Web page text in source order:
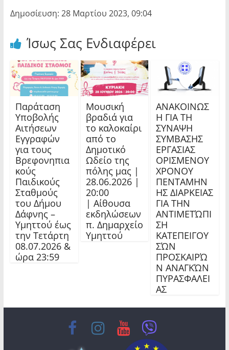
Δημοσίευση: 28 Μαρτίου 2023, 09:04
Ίσως Σας Ενδιαφέρει
Παράταση
Υποβολής
Αιτήσεων
Εγγραφών
για τους
Βρεφονηπια
κούς
Παιδικούς
Σταθμούς
του Δήμου
Δάφνης –
Υμηττού έως
την Τετάρτη
08.07.2026 &
ώρα 23:59
Μουσική
βραδιά για
το καλοκαίρι
από το
Δημοτικό
Ωδείο της
πόλης μας |
28.06.2026 |
20:00
| Αίθουσα
εκδηλώσεων
π. Δημαρχείο
Υμηττού
ΑΝΑΚΟΙΝΩΣ
Η ΓΙΑ ΤΗ
ΣΥΝΑΨΗ
ΣΥΜΒΑΣΗΣ
ΕΡΓΑΣΙΑΣ
ΟΡΙΣΜΕΝΟΥ
ΧΡΟΝΟΥ
ΠΕΝΤΑΜΗΝ
ΗΣ ΔΙΑΡΚΕΙΑΣ
ΓΙΑ ΤΗΝ
ΑΝΤΙΜΕΤΏΠΙ
ΣΗ
ΚΑΤΕΠΕΙΓΟΥ
ΣΏΝ
ΠΡΟΣΚΑΙΡΏ
Ν ΑΝΑΓΚΏΝ
ΠΥΡΑΣΦΑΛΕΙ
ΑΣ